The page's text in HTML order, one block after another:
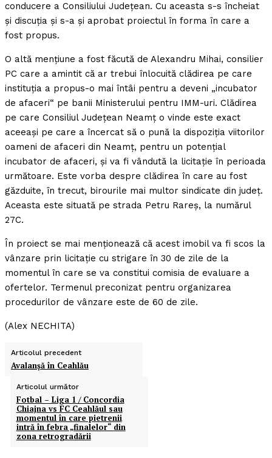
conducere a Consiliului Judeţean. Cu aceasta s-s încheiat
şi discuţia şi s-a şi aprobat proiectul în forma în care a
fost propus.
O altă menţiune a fost făcută de Alexandru Mihai, consilier
PC care a amintit că ar trebui înlocuită clădirea pe care
instituţia a propus-o mai întâi pentru a deveni „incubator
de afaceri“ pe banii Ministerului pentru IMM-uri. Clădirea
pe care Consiliul Judeţean Neamţ o vinde este exact
aceeaşi pe care a încercat să o pună la dispoziţia viitorilor
oameni de afaceri din Neamţ, pentru un potenţial
incubator de afaceri, şi va fi vândută la licitaţie în perioada
următoare. Este vorba despre clădirea în care au fost
găzduite, în trecut, birourile mai multor sindicate din judeţ.
Aceasta este situată pe strada Petru Rareş, la numărul
27C.
În proiect se mai menţionează că acest imobil va fi scos la
vânzare prin licitaţie cu strigare în 30 de zile de la
momentul în care se va constitui comisia de evaluare a
ofertelor. Termenul preconizat pentru organizarea
procedurilor de vânzare este de 60 de zile.
(Alex NECHITA)
Articolul precedent
Avalanşă în Ceahlău
Articolul următor
Fotbal – Liga 1 / Concordia
Chiajna vs FC Ceahlăul sau
momentul în care pietrenii
intră în febra „finalelor“ din
zona retrogradării